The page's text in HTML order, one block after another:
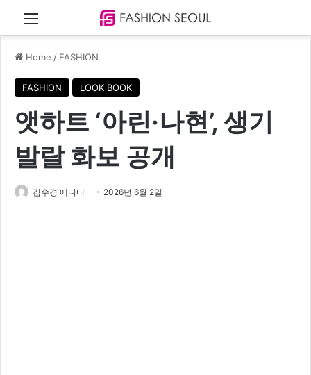
Menu
Home / FASHION
FASHION LOOK BOOK
앳하트 ‘아린·나현’, 생기
발랄 화보 공개
김수경 에디터 2026년 6월 2일